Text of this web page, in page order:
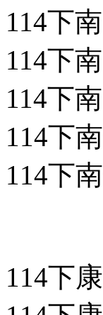
114下
114下
114下
114下
114下
114下